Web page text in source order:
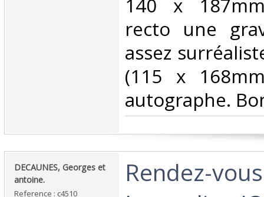
140 x
recto une
assez
(115 x
autographe.
‎DECAUNES, Georges et
antoine.‎
Reference : c4510
‎Rendez-